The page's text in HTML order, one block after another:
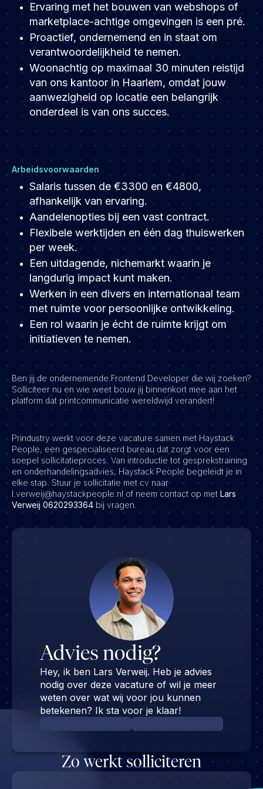
Ervaring met het bouwen van webshops of
marketplace-achtige omgevingen is een pré.
Proactief, ondernemend en in staat om
verantwoordelijkheid te nemen.
Woonachtig op maximaal 30 minuten reistijd
van ons kantoor in Haarlem, omdat jouw
aanwezigheid op locatie een belangrijk
onderdeel is van ons succes.
Arbeidsvoorwaarden
Salaris tussen de €3300 en €4800,
afhankelijk van ervaring.
Aandelenopties bij een vast contract.
Flexibele werktijden en één dag thuiswerken
per week.
Een uitdagende, nichemarkt waarin je
langdurig impact kunt maken.
Werken in een divers en internationaal team
met ruimte voor persoonlijke ontwikkeling.
Een rol waarin je écht de ruimte krijgt om
initiatieven te nemen.
Ben jij de ondernemende Frontend Developer die wij zoeken?
Solliciteer nu en wie weet bouw jij binnenkort mee aan het
platform dat printcommunicatie wereldwijd verandert!
Prindustry werkt voor deze vacature samen met Haystack
People, een gespecialiseerd bureau dat zorgt voor een
soepel sollicitatieproces. Van introductie tot gesprekstraining
en onderhandelingsadvies, Haystack People begeleidt je in
elke stap. Stuur je sollicitatie met cv naar
l.verweij@haystackpeople.nl of neem contact op met Lars
Verweij 0620293364 bij vragen.
Advies nodig?
Hey, ik ben Lars Verweij. Heb je advies
nodig over deze vacature of wil je meer
weten over wat wij voor jou kunnen
betekenen? Ik sta voor je klaar!
Zo werkt solliciteren